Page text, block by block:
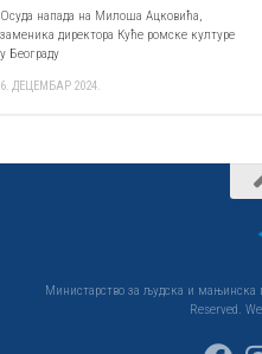
Осуда напада на Милоша Ацковића,
заменика директора Куће ромске културе
у Београду
6. ДЕЦЕМБАР 2024.
Министарство за људска и мањинска
Reserved.